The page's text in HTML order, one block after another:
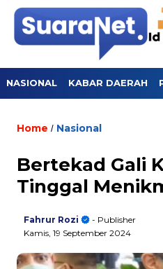
NASIONAL KABAR DAERAH
Home / Nasional
Bertekad Gali
Tinggal
Fahrur Rozi
- Publisher
Kamis, 19 September 2024